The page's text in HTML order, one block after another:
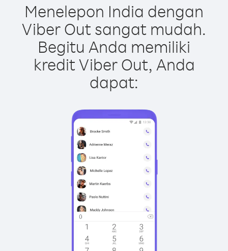
Menelepon India dengan
Viber Out sangat mudah.
Begitu Anda memiliki
kredit Viber Out, Anda
dapat: